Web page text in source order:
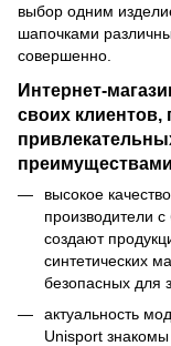
выбор одним
шапочками
совершенно.
Интернет-
своих клиентов,
высокое
производители
создают
синтетических
безопасных для
актуальность
Unisport